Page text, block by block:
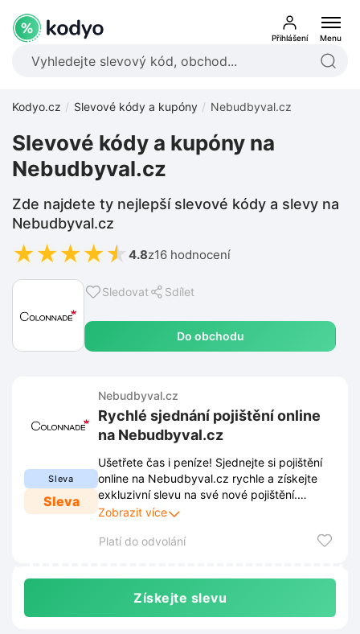
Přihlášení Menu
Kodyo.cz Slevové kódy a kupóny Nebudbyval.cz
Sledovat Sdílet
Do obchodu
Slevové kódy a kupóny na
Nebudbyval.cz
Zde najdete ty nejlepší slevové kódy a slevy na
Nebudbyval.cz
★★★★★ 4.8z16 hodnocení
Sleva
Sleva
Nebudbyval.cz
Rychlé sjednání pojištění online
na Nebudbyval.cz
Ušetřete čas i peníze! Sjednejte si pojištění
online na Nebudbyval.cz rychle a získejte
exkluzivní slevu na své nové pojištění.
Neztrácejte čas, pojistěte se pohodlně z
Zobrazit více
Platí do odvolání
Získejte slevu